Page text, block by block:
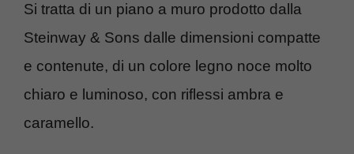
Si tratta di un piano a muro prodotto dalla
Steinway & Sons dalle dimensioni compatte
e contenute, di un colore legno noce molto
chiaro e luminoso, con riflessi ambra e
caramello.